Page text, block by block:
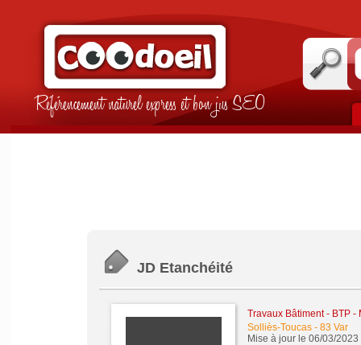
Référencement naturel express et bon jus SEO
JD Etanchéité
Travaux Bâtiment - BTP
Solliès-Toucas- 83 Var
Mise à jour le 06/03/2023